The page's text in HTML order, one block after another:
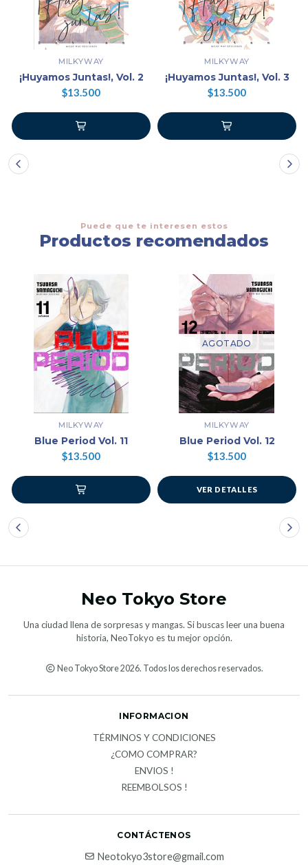
MILKYWAY
¡Huyamos Juntas!, Vol. 2
$13.500
MILKYWAY
¡Huyamos Juntas!, Vol. 3
$13.500
Puede que te interesen estos
Productos recomendados
MILKYWAY
Blue Period Vol. 11
$13.500
AGOTADO
MILKYWAY
Blue Period Vol. 12
$13.500
VER DETALLES
Neo Tokyo Store
Una ciudad llena de sorpresas y mangas. Si buscas leer una buena
historia, NeoTokyo es tu mejor opción.
Neo Tokyo Store 2026. Todos los derechos reservados.
INFORMACION
TÉRMINOS Y CONDICIONES
¿COMO COMPRAR?
ENVIOS !
REEMBOLSOS !
CONTÁCTENOS
Neotokyo3store@gmail.com